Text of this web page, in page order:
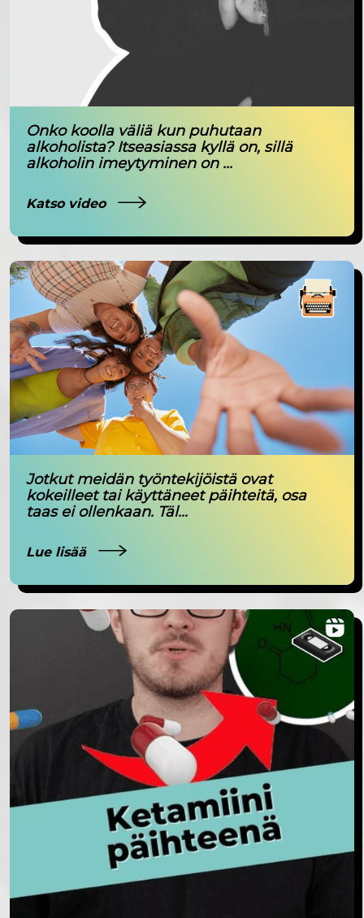
Onko koolla väliä kun puhutaan
alkoholista? Itseasiassa kyllä on, sillä
alkoholin imeytyminen on ...
Katso video
Jotkut meidän työntekijöistä ovat
kokeilleet tai käyttäneet päihteitä, osa
taas ei ollenkaan. Täl...
Lue lisää